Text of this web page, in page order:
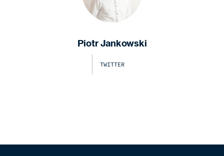
Piotr Jankowski
TWITTER